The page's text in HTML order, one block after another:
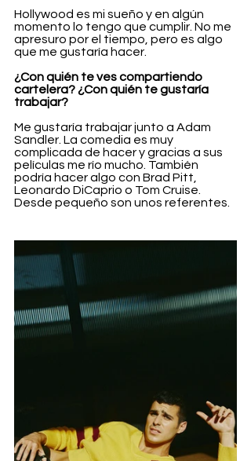
Hollywood es mi sueño y en algún
momento lo tengo que cumplir. No me
apresuro por el tiempo, pero es algo
que me gustaría hacer.
¿Con quién te ves compartiendo
cartelera? ¿Con quién te gustaría
trabajar?
Me gustaría trabajar junto a Adam
Sandler. La comedia es muy
complicada de hacer y gracias a sus
películas me río mucho. También
podría hacer algo con Brad Pitt,
Leonardo DiCaprio o Tom Cruise.
Desde pequeño son unos referentes.